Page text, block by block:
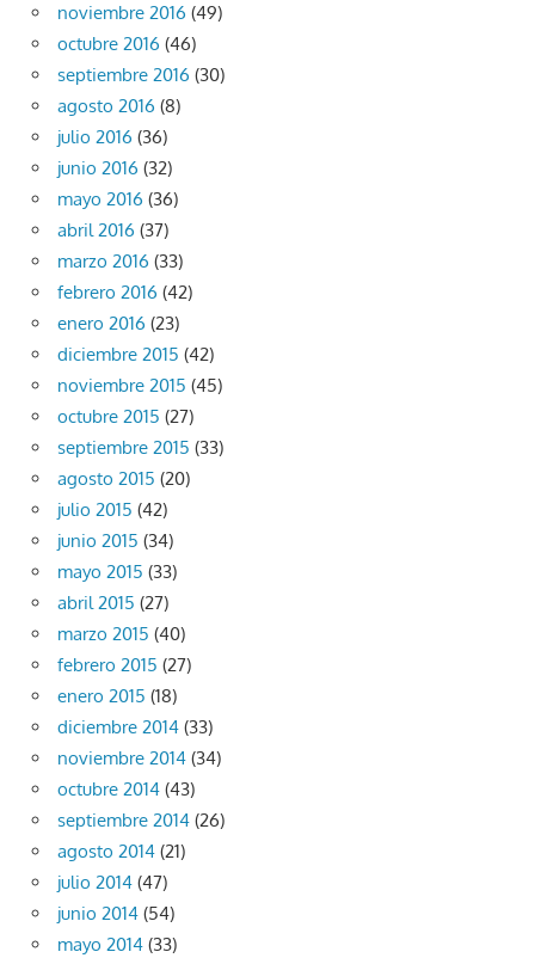
noviembre 2016 (49)
octubre 2016 (46)
septiembre 2016 (30)
agosto 2016 (8)
julio 2016 (36)
junio 2016 (32)
mayo 2016 (36)
abril 2016 (37)
marzo 2016 (33)
febrero 2016 (42)
enero 2016 (23)
diciembre 2015 (42)
noviembre 2015 (45)
octubre 2015 (27)
septiembre 2015 (33)
agosto 2015 (20)
julio 2015 (42)
junio 2015 (34)
mayo 2015 (33)
abril 2015 (27)
marzo 2015 (40)
febrero 2015 (27)
enero 2015 (18)
diciembre 2014 (33)
noviembre 2014 (34)
octubre 2014 (43)
septiembre 2014 (26)
agosto 2014 (21)
julio 2014 (47)
junio 2014 (54)
mayo 2014 (33)